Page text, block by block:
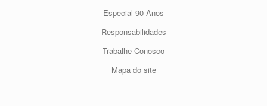
Especial 90 Anos
Responsabilidades
Trabalhe Conosco
Mapa do site